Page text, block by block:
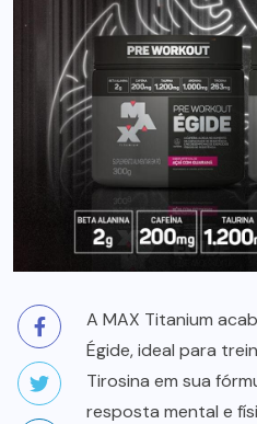
A MAX Titanium
Égide, ideal para
Tirosina em sua
resposta mental e